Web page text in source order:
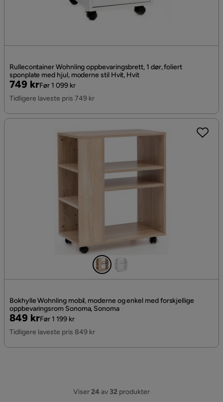
Rullecontainer Wohnling oppbevaringsbrett, 1 dør, foliert
sponplate med hjul, moderne stil Hvit, Hvit
Pris
749 kr
Original
Pris
Før 1 099 kr
Tidligere laveste pris 749 kr
Bokhylle Wohnling mobil, moderne og enkel med forskjellige
oppbevaringsrom Sonoma, Sonoma
Pris
849 kr
Original
Pris
Før 1 199 kr
Tidligere laveste pris 849 kr
Viser24av 32 produkter